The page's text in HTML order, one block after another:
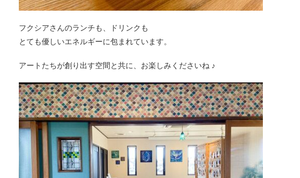
フクシアさんのランチも、ドリンクも
とても優しいエネルギーに包まれています。
アートたちが創り出す空間と共に、お楽しみくださいね ♪